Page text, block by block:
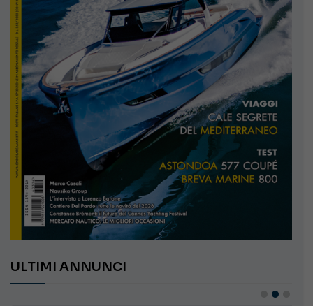
ULTIMI ANNUNCI